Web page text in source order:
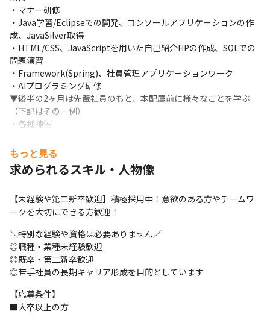
・マナー研修
・Java学習/Eclipseでの開発、コンソールアプリケーションの作
成、JavaSilver取得
・HTML/CSS、JavaScriptを用いた自己紹介HPの作成、SQLでの
問題演習
・Framework(Spring)、社員管理アプリケーションワーク
・AIプログラミング研修
▼後半の2ヶ月は先輩社員のもと、本配属前に様々なことを学ぶ
（下記はその一例）
・各種補佐
→テスト設計書/詳細設計書作成/開発
・WEBプログラミングを単独開発
作成、プロジェクトの組成などから手掛けています。
そのため、要件定義や基本設計といった上流工程に挑戦すること
エンジニア一人ひとりを大切にしており、「こういった案件に挑
戦してみたい！」「キャリアアップを目指したい」など、それぞ
れの希望に合わせて案件をお任せしています。
今まで「ITには興味があるけど、チャレンジできる場がない」と
悔しい思いをしてきた方、
もっと見る
求められるスキル・人物像
【未経験や第二新卒歓迎】積極採用中！意欲のある方やチームワ
ークを大切にできる方歓迎！
＼特別な経験や資格は必要ありません／
◎職種・業種未経験歓迎
◎既卒・第二新卒歓迎
◎若手社員の長期キャリア形成を目的としています
【応募条件】
■大卒以上の方